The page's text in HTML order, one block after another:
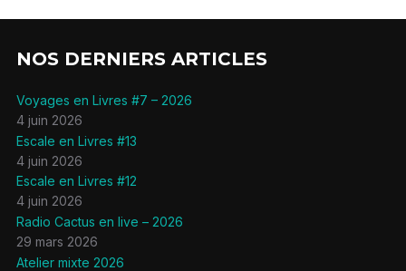
NOS DERNIERS ARTICLES
Voyages en Livres #7 – 2026
4 juin 2026
Escale en Livres #13
4 juin 2026
Escale en Livres #12
4 juin 2026
Radio Cactus en live – 2026
29 mars 2026
Atelier mixte 2026